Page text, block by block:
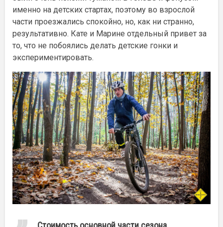
именно на детских стартах, поэтому во взрослой
части проезжались спокойно, но, как ни странно,
результативно. Кате и Марине отдельный привет за
то, что не побоялись делать детские гонки и
экспериментировать.